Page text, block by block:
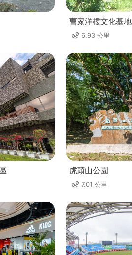
曹家洋樓文化基地
6.93 公里
虎頭山公園
7.01 公里